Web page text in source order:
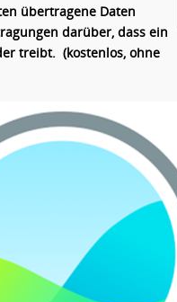
übertragene Daten
darüber, dass ein
treibt. (kostenlos, ohne